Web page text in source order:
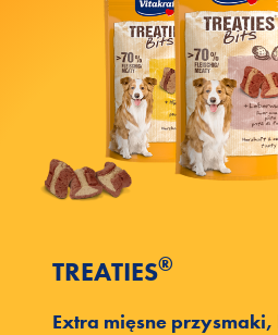
TREATIES®
Extra mięsne